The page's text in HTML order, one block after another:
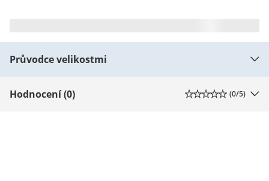
Průvodce velikostmi
Hodnocení (0) (0/5)